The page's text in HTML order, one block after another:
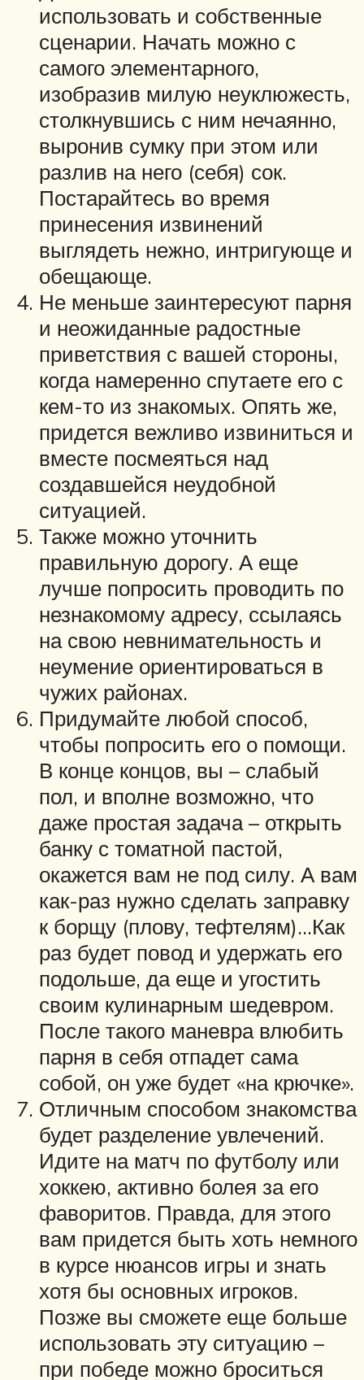
использовать и собственные
сценарии. Начать можно с
самого элементарного,
изобразив милую неуклюжесть,
столкнувшись с ним нечаянно,
выронив сумку при этом или
разлив на него (себя) сок.
Постарайтесь во время
принесения извинений
выглядеть нежно, интригующе и
обещающе.
Не меньше заинтересуют парня
и неожиданные радостные
приветствия с вашей стороны,
когда намеренно спутаете его с
кем-то из знакомых. Опять же,
придется вежливо извиниться и
вместе посмеяться над
создавшейся неудобной
ситуацией.
Также можно уточнить
правильную дорогу. А еще
лучше попросить проводить по
незнакомому адресу, ссылаясь
на свою невнимательность и
неумение ориентироваться в
чужих районах.
Придумайте любой способ,
чтобы попросить его о помощи.
В конце концов, вы – слабый
пол, и вполне возможно, что
даже простая задача – открыть
банку с томатной пастой,
окажется вам не под силу. А вам
как-раз нужно сделать заправку
к борщу (плову, тефтелям)…Как
раз будет повод и удержать его
подольше, да еще и угостить
своим кулинарным шедевром.
После такого маневра влюбить
парня в себя отпадет сама
собой, он уже будет «на крючке».
Отличным способом знакомства
будет разделение увлечений.
Идите на матч по футболу или
хоккею, активно болея за его
фаворитов. Правда, для этого
вам придется быть хоть немного
в курсе нюансов игры и знать
хотя бы основных игроков.
Позже вы сможете еще больше
использовать эту ситуацию –
при победе можно броситься